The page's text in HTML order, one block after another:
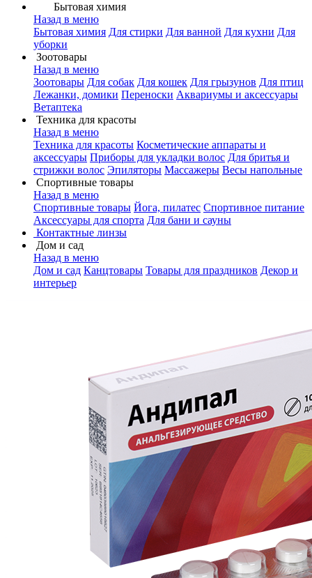
Бытовая химия
Назад в меню
Бытовая химия Для стирки Для ванной Для кухни Для
уборки
Зоотовары
Назад в меню
Зоотовары Для собак Для кошек Для грызунов Для птиц
Лежанки, домики Переноски Аквариумы и аксессуары
Ветаптека
Техника для красоты
Назад в меню
Техника для красоты Косметические аппараты и
аксессуары Приборы для укладки волос Для бритья и
стрижки волос Эпиляторы Массажеры Весы напольные
Спортивные товары
Назад в меню
Спортивные товары Йога, пилатес Спортивное питание
Аксессуары для спорта Для бани и сауны
Контактные линзы
Дом и сад
Назад в меню
Дом и сад Канцтовары Товары для праздников Декор и
интерьер